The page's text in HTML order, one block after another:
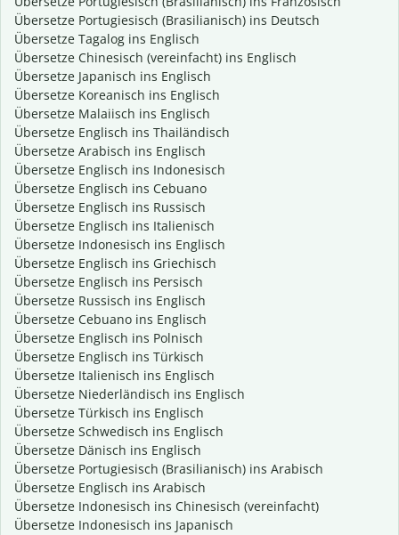
Übersetze Portugiesisch (Brasilianisch) ins Deutsch
Übersetze Tagalog ins Englisch
Übersetze Chinesisch (vereinfacht) ins Englisch
Übersetze Japanisch ins Englisch
Übersetze Koreanisch ins Englisch
Übersetze Malaiisch ins Englisch
Übersetze Englisch ins Thailändisch
Übersetze Arabisch ins Englisch
Übersetze Englisch ins Indonesisch
Übersetze Englisch ins Cebuano
Übersetze Englisch ins Russisch
Übersetze Englisch ins Italienisch
Übersetze Indonesisch ins Englisch
Übersetze Englisch ins Griechisch
Übersetze Englisch ins Persisch
Übersetze Russisch ins Englisch
Übersetze Cebuano ins Englisch
Übersetze Englisch ins Polnisch
Übersetze Englisch ins Türkisch
Übersetze Italienisch ins Englisch
Übersetze Niederländisch ins Englisch
Übersetze Türkisch ins Englisch
Übersetze Schwedisch ins Englisch
Übersetze Dänisch ins Englisch
Übersetze Portugiesisch (Brasilianisch) ins Arabisch
Übersetze Englisch ins Arabisch
Übersetze Indonesisch ins Chinesisch (vereinfacht)
Übersetze Indonesisch ins Japanisch